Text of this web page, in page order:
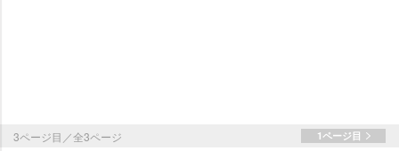
3ページ目／全3ページ 1ページ目